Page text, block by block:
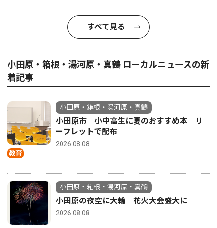
すべて見る
小田原・箱根・湯河原・真鶴 ローカルニュースの新
着記事
教育
小田原・箱根・湯河原・真鶴
小田原市 小中高生に夏のおすすめ本 リ
ーフレットで配布
2026.08.08
小田原・箱根・湯河原・真鶴
小田原の夜空に大輪 花火大会盛大に
2026.08.08